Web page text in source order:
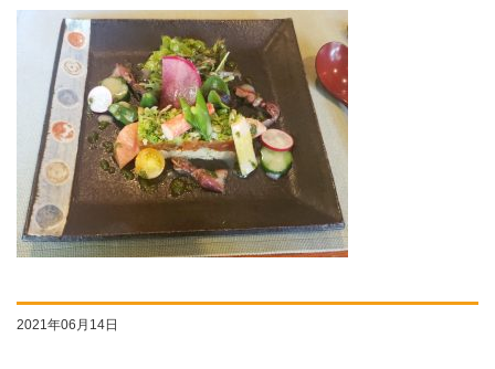
2021年06月14日